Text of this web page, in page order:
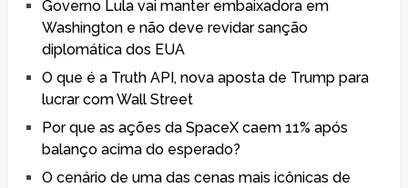
Governo Lula vai manter embaixadora em
Washington e não deve revidar sanção
diplomática dos EUA
O que é a Truth API, nova aposta de Trump para
lucrar com Wall Street
Por que as ações da SpaceX caem 11% após
balanço acima do esperado?
O cenário de uma das cenas mais icônicas de